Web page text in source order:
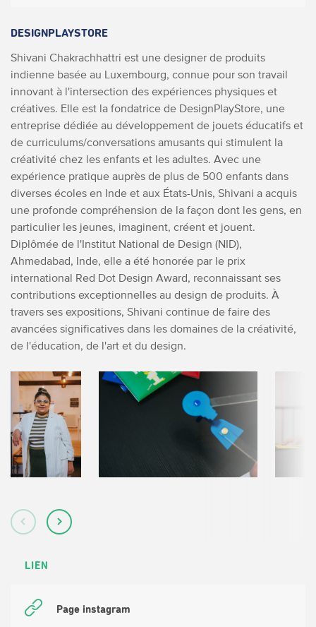
DESIGNPLAYSTORE
Shivani Chakrachhattri est une designer de produits
indienne basée au Luxembourg, connue pour son travail
innovant à l'intersection des expériences physiques et
créatives. Elle est la fondatrice de DesignPlayStore, une
entreprise dédiée au développement de jouets éducatifs et
de curriculums/conversations amusants qui stimulent la
créativité chez les enfants et les adultes. Avec une
expérience pratique auprès de plus de 500 enfants dans
diverses écoles en Inde et aux États-Unis, Shivani a acquis
une profonde compréhension de la façon dont les gens, en
particulier les jeunes, imaginent, créent et jouent.
Diplômée de l'Institut National de Design (NID),
Ahmedabad, Inde, elle a été honorée par le prix
international Red Dot Design Award, reconnaissant ses
contributions exceptionnelles au design de produits. À
travers ses expositions, Shivani continue de faire des
avancées significatives dans les domaines de la créativité,
de l'éducation, de l'art et du design.
LIEN
Page instagram